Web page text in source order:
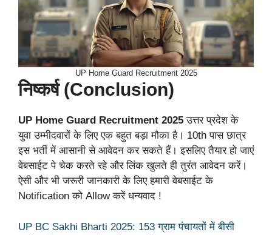
UP Home Guard Recruitment 2025
निष्कर्ष (Conclusion)
UP Home Guard Recruitment 2025 उत्तर प्रदेश के
युवा उम्मीदवारों के लिए एक बहुत बड़ा मौका है। 10th पास छात्र
इस भर्ती में आसानी से आवेदन कर सकते हैं। इसलिए तैयार हो जाएं
वेबसाईट पे चेक करते रहे और लिंक खुलते ही तुरंत आवेदन करें।
ऐसी और भी जरूरी जानकारी के लिए हमारी वेबसाईट के
Notification को Allow करें धन्यवाद !
UP BC Sakhi Bharti 2025: 153 ग्राम पंचायतों में बीसी